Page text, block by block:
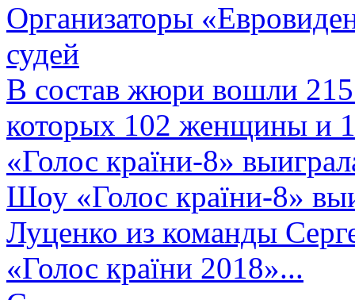
Организаторы
судей
В состав жюри вошли 215
которых 102 женщины и
«Голос країни-8»
Шоу «Голос країни-8»
Луценко из команды
«Голос країни 2018»...